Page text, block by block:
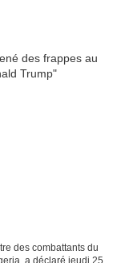
des ​combattants ‍du
a déclaré jeudi 25